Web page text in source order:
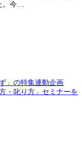
。今…
」の特集連動企画
・叱り方」セミナーを